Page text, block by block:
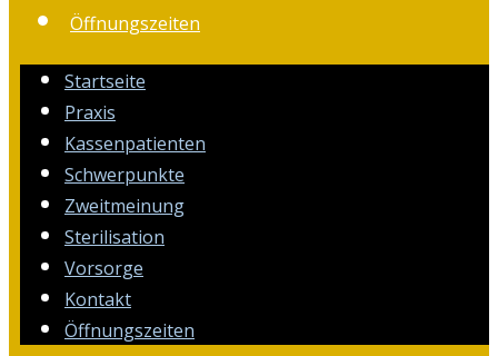
Öffnungszeiten
Startseite
Praxis
Kassenpatienten
Schwerpunkte
Zweitmeinung
Sterilisation
Vorsorge
Kontakt
Öffnungszeiten